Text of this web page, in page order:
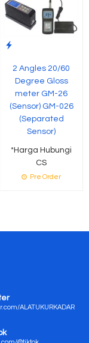
2 Angles 20/60
Degree Gloss
meter GM-26
(Sensor) GM-026
(Separated
Sensor)
*Harga Hubungi
CS
Pre Order
ALATUKURKADAR